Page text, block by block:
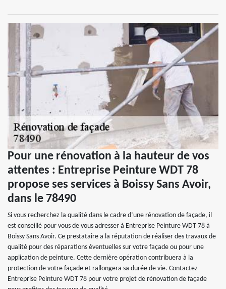
Pour une rénovation à la hauteur de vos
attentes : Entreprise Peinture WDT 78
propose ses services à Boissy Sans Avoir,
dans le 78490
Si vous recherchez la qualité dans le cadre d’une rénovation de façade, il
est conseillé pour vous de vous adresser à Entreprise Peinture WDT 78 à
Boissy Sans Avoir. Ce prestataire a la réputation de réaliser des travaux de
qualité pour des réparations éventuelles sur votre façade ou pour une
application de peinture. Cette dernière opération contribuera à la
protection de votre façade et rallongera sa durée de vie. Contactez
Entreprise Peinture WDT 78 pour votre projet de rénovation de façade